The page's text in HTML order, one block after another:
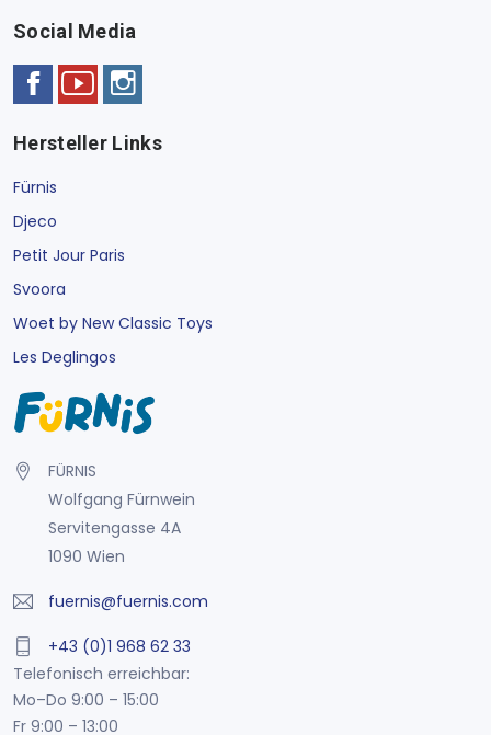
Social Media
Hersteller Links
Fürnis
Djeco
Petit Jour Paris
Svoora
Woet by New Classic Toys
Les Deglingos
FÜRNIS
Wolfgang Fürnwein
Servitengasse 4A
1090 Wien
fuernis@fuernis.com
+43 (0)1 968 62 33
Telefonisch erreichbar:
Mo–Do 9:00 – 15:00
Fr 9:00 – 13:00